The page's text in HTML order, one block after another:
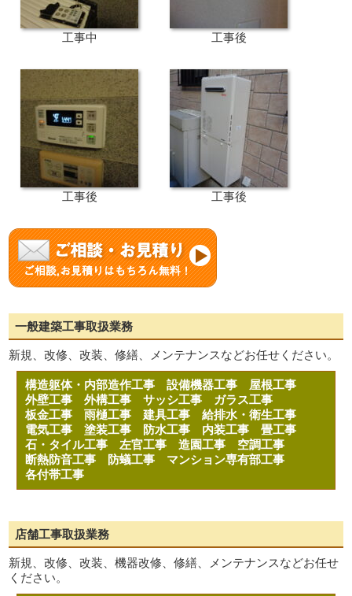
工事中 工事後
工事後 工事後
一般建築工事取扱業務
新規、改修、改装、修繕、メンテナンスなどお任せください。
構造躯体・内部造作工事設備機器工事 屋根工事
外壁工事外構工事サッシ工事 ガラス工事
板金工事雨樋工事建具工事給排水・衛生工事
電気工事塗装工事 防水工事 内装工事畳工事
石・タイル工事左官工事造園工事 空調工事
断熱防音工事
防蟻工事 マンション専有部工事
各付帯工事
店舗工事取扱業務
新規、改修、改装、機器改修、修繕、メンテナンスなどお任せ
ください。